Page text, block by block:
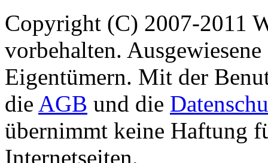
Copyright (C) 2007-2011
vorbehalten.
Eigentümern. Mit der
die AGB und die
übernimmt keine Haftung
Internetseiten.